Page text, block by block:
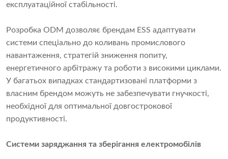
експлуатаційної стабільності.
Розробка ODM дозволяє брендам ESS адаптувати
системи спеціально до коливань промислового
навантаження, стратегій зниження попиту,
енергетичного арбітражу та роботи з високими циклами.
У багатьох випадках стандартизовані платформи з
власним брендом можуть не забезпечувати гнучкості,
необхідної для оптимальної довгострокової
продуктивності.
Системи заряджання та зберігання електромобілів